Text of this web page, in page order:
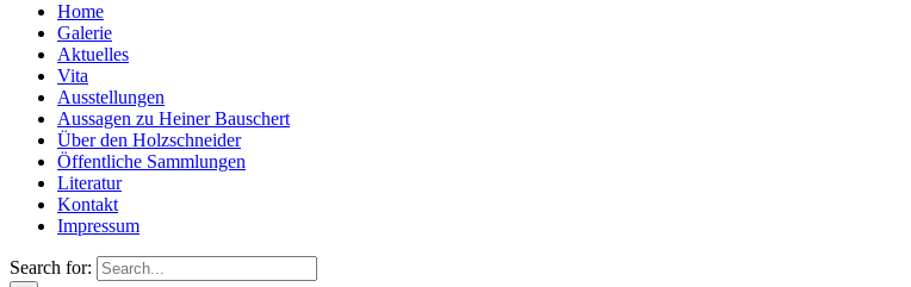
Home
Galerie
Aktuelles
Vita
Ausstellungen
Aussagen zu Heiner Bauschert
Über den Holzschneider
Öffentliche Sammlungen
Literatur
Kontakt
Impressum
Search for: